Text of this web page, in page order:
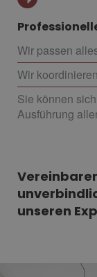
Wir passen
Wir
Sie können
Ausführung
unseren